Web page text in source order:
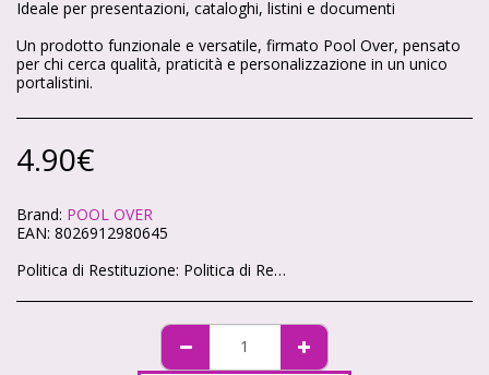
Ideale per presentazioni, cataloghi, listini e documenti
Un prodotto funzionale e versatile, firmato Pool Over, pensato
per chi cerca qualità, praticità e personalizzazione in un unico
portalistini.
4.90€
Brand: POOL OVER
EAN: 8026912980645
Politica di Restituzione: Politica di Reso – Cartoleria Soleluna 🌞🌙 Ci teniamo che ogni acquisto sul nostro shop ti renda felice. Se qualcosa non va, niente panico: hai sempre la possibilità di restituire i tuoi articoli in modo semplice e veloce. 🕒 Quanto tempo hai? Hai 14 giorni di tempo da quando ricevi il pacco per chiedere il reso, come previsto dalla legge. 📦 Condizioni degli articoli Gli articoli devono tornare da noi intatti, non utilizzati e nella loro confezione originale. Non possiamo accettare resi di prodotti personalizzati o già aperti (per motivi igienici). ✉️ Come fare richiesta Scrivici a info@cartoleriasoleluna.it con il numero d’ordine e l’articolo che vuoi restituire. Ti invieremo tutte le istruzioni via mail. Spedisci il pacco all’indirizzo che ti forniremo. 🚚 Spese di spedizione Se hai cambiato idea, le spese di reso sono a carico tuo. Se invece ti è arrivato un prodotto sbagliato o difettoso, ce ne occuperemo noi senza costi extra. 💳 Rimborso Appena riceviamo e controlliamo gli articoli, ti rimborseremo entro 14 giorni sullo stesso metodo di pagamento che hai usato per l’acquisto.